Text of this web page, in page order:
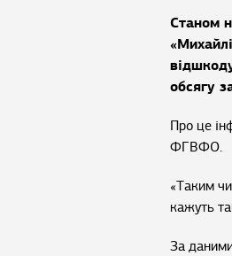
Станом
обсягу
Про це
ФГВФО.
«Таким
кажуть
За